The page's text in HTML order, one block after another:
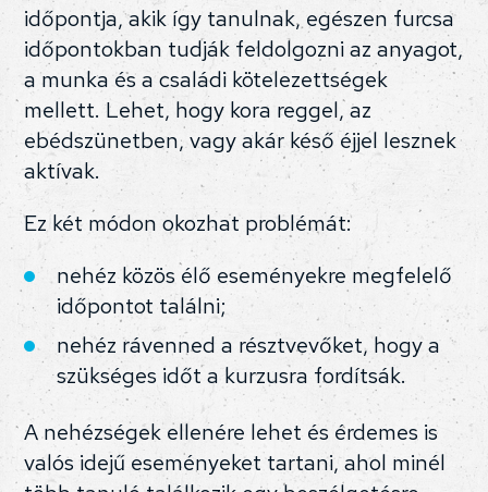
időpontja, akik így tanulnak, egészen furcsa
időpontokban tudják feldolgozni az anyagot,
a munka és a családi kötelezettségek
mellett. Lehet, hogy kora reggel, az
ebédszünetben, vagy akár késő éjjel lesznek
aktívak.
Ez két módon okozhat problémát:
nehéz közös élő eseményekre megfelelő
időpontot találni;
nehéz rávenned a résztvevőket, hogy a
szükséges időt a kurzusra fordítsák.
A nehézségek ellenére lehet és érdemes is
valós idejű eseményeket tartani, ahol minél